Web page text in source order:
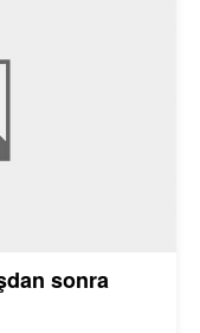
sonra